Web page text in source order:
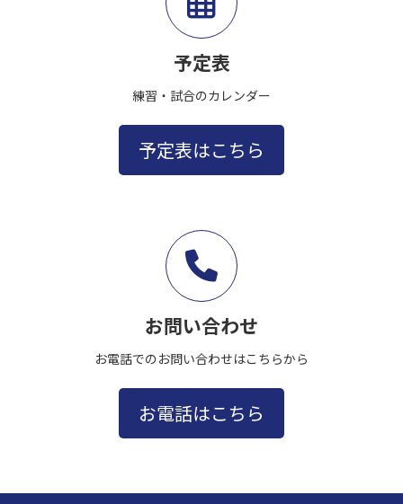
予定表
練習・試合のカレンダー
予定表はこちら
お問い合わせ
お電話でのお問い合わせはこちらから
お電話はこちら